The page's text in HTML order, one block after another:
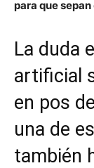
para que
La duda
artificial
en pos
una de
también